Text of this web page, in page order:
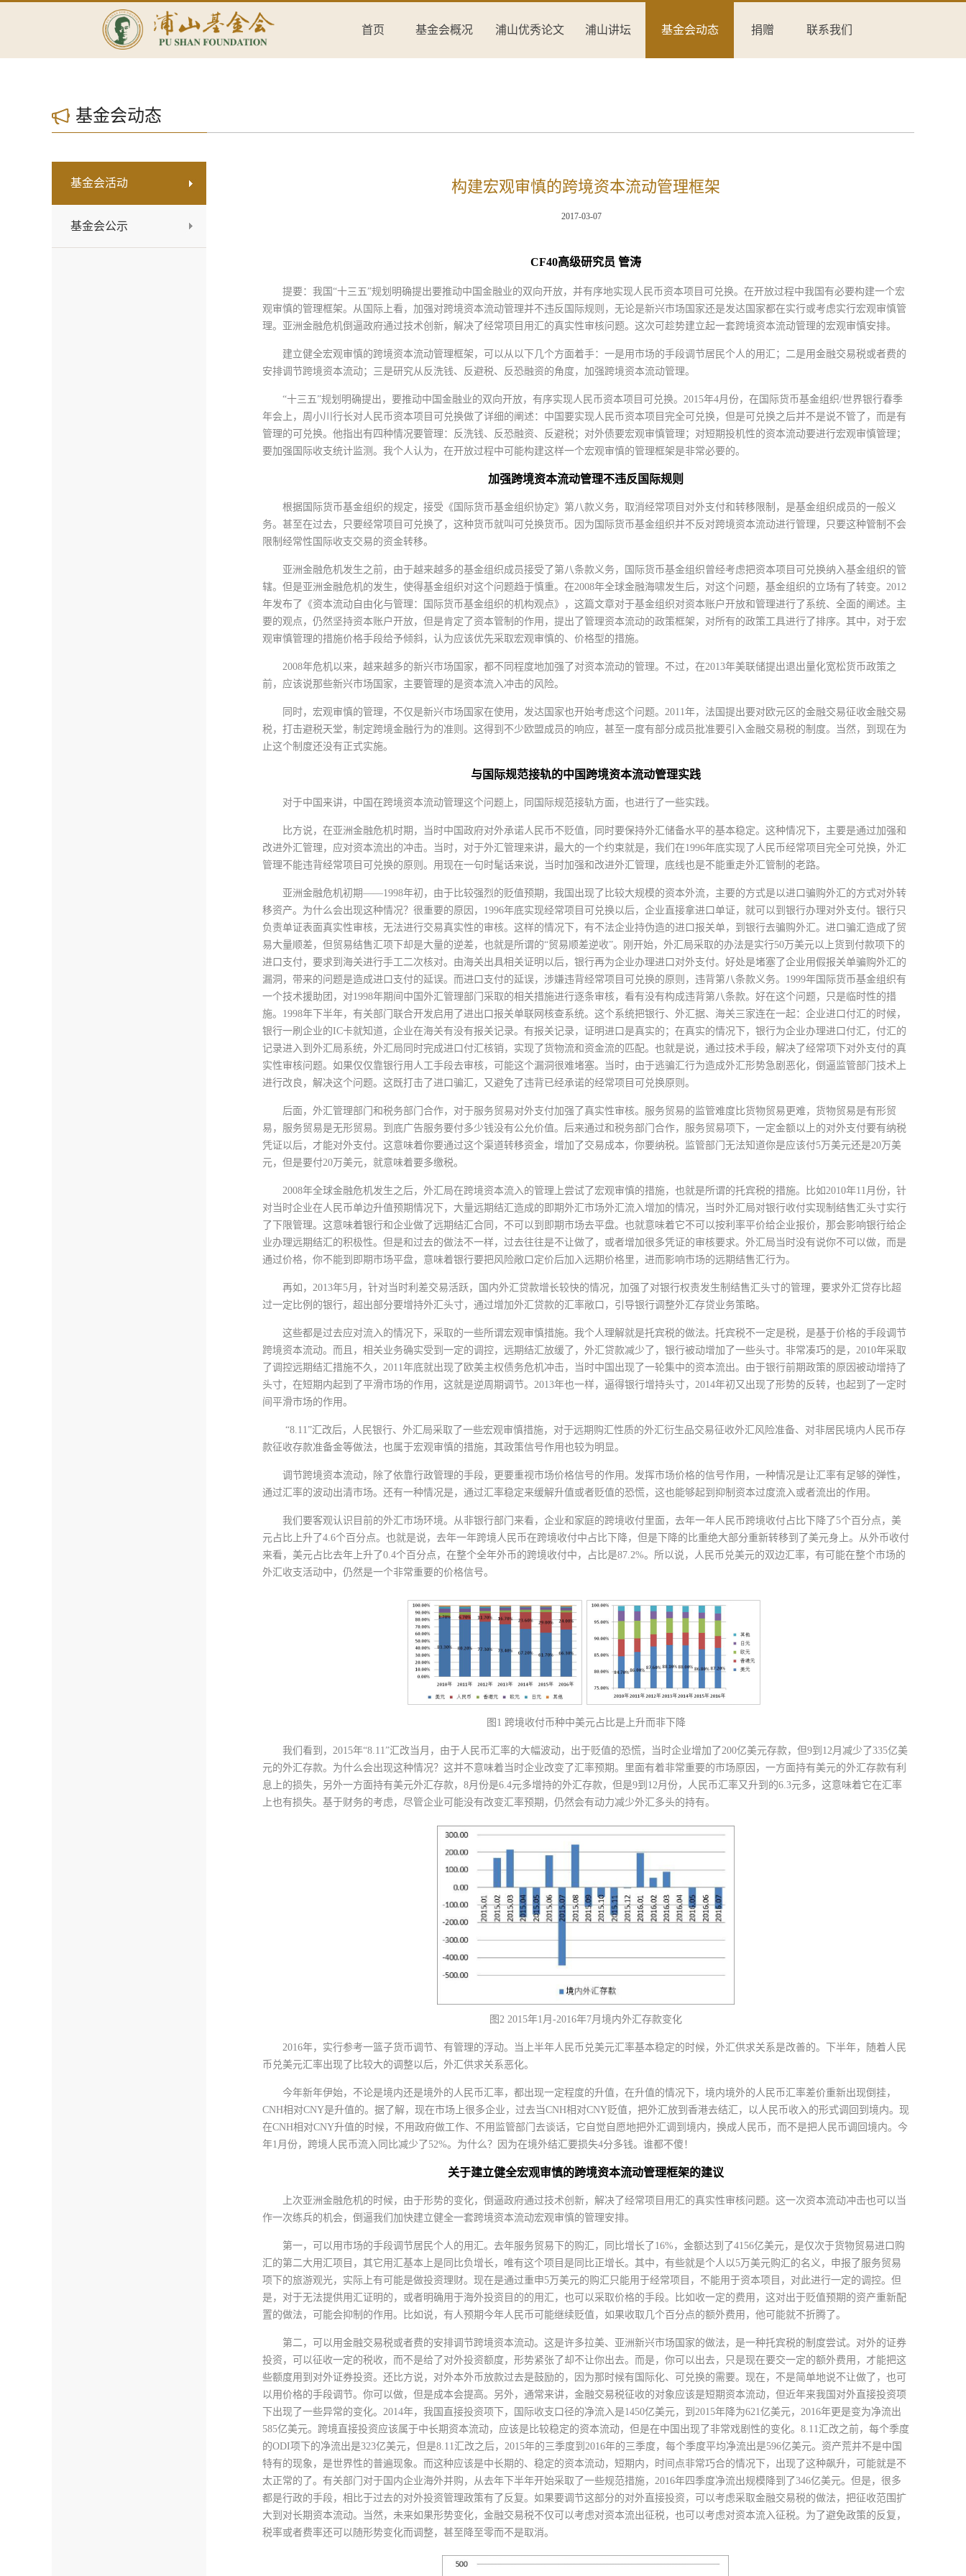
首页 基金会概况 浦山优秀论文 浦山讲坛 基金会动态 捐赠 联系我们
基金会动态
基金会活动
基金会公示
构建宏观审慎的跨境资本流动管理框架
2017-03-07
CF40高级研究员 管涛
提要：我国“十三五”规划明确提出要推动中国金融业的双向开放，并有序地实现人民币资本项目可兑换。在开放过程中我国有必要构建一个宏
观审慎的管理框架。从国际上看，加强对跨境资本流动管理并不违反国际规则，无论是新兴市场国家还是发达国家都在实行或考虑实行宏观审慎管
理。亚洲金融危机倒逼政府通过技术创新，解决了经常项目用汇的真实性审核问题。这次可趁势建立起一套跨境资本流动管理的宏观审慎安排。
建立健全宏观审慎的跨境资本流动管理框架，可以从以下几个方面着手：一是用市场的手段调节居民个人的用汇；二是用金融交易税或者费的
安排调节跨境资本流动；三是研究从反洗钱、反避税、反恐融资的角度，加强跨境资本流动管理。
“十三五”规划明确提出，要推动中国金融业的双向开放，有序实现人民币资本项目可兑换。2015年4月份，在国际货币基金组织/世界银行春季
年会上，周小川行长对人民币资本项目可兑换做了详细的阐述：中国要实现人民币资本项目完全可兑换，但是可兑换之后并不是说不管了，而是有
管理的可兑换。他指出有四种情况要管理：反洗钱、反恐融资、反避税；对外债要宏观审慎管理；对短期投机性的资本流动要进行宏观审慎管理；
要加强国际收支统计监测。我个人认为，在开放过程中可能构建这样一个宏观审慎的管理框架是非常必要的。
加强跨境资本流动管理不违反国际规则
根据国际货币基金组织的规定，接受《国际货币基金组织协定》第八款义务，取消经常项目对外支付和转移限制，是基金组织成员的一般义
务。甚至在过去，只要经常项目可兑换了，这种货币就叫可兑换货币。因为国际货币基金组织并不反对跨境资本流动进行管理，只要这种管制不会
限制经常性国际收支交易的资金转移。
亚洲金融危机发生之前，由于越来越多的基金组织成员接受了第八条款义务，国际货币基金组织曾经考虑把资本项目可兑换纳入基金组织的管
辖。但是亚洲金融危机的发生，使得基金组织对这个问题趋于慎重。在2008年全球金融海啸发生后，对这个问题，基金组织的立场有了转变。2012
年发布了《资本流动自由化与管理：国际货币基金组织的机构观点》，这篇文章对于基金组织对资本账户开放和管理进行了系统、全面的阐述。主
要的观点，仍然坚持资本账户开放，但是肯定了资本管制的作用，提出了管理资本流动的政策框架，对所有的政策工具进行了排序。其中，对于宏
观审慎管理的措施价格手段给予倾斜，认为应该优先采取宏观审慎的、价格型的措施。
2008年危机以来，越来越多的新兴市场国家，都不同程度地加强了对资本流动的管理。不过，在2013年美联储提出退出量化宽松货币政策之
前，应该说那些新兴市场国家，主要管理的是资本流入冲击的风险。
同时，宏观审慎的管理，不仅是新兴市场国家在使用，发达国家也开始考虑这个问题。2011年，法国提出要对欧元区的金融交易征收金融交易
税，打击避税天堂，制定跨境金融行为的准则。这得到不少欧盟成员的响应，甚至一度有部分成员批准要引入金融交易税的制度。当然，到现在为
止这个制度还没有正式实施。
与国际规范接轨的中国跨境资本流动管理实践
对于中国来讲，中国在跨境资本流动管理这个问题上，同国际规范接轨方面，也进行了一些实践。
比方说，在亚洲金融危机时期，当时中国政府对外承诺人民币不贬值，同时要保持外汇储备水平的基本稳定。这种情况下，主要是通过加强和
改进外汇管理，应对资本流出的冲击。当时，对于外汇管理来讲，最大的一个约束就是，我们在1996年底实现了人民币经常项目完全可兑换，外汇
管理不能违背经常项目可兑换的原则。用现在一句时髦话来说，当时加强和改进外汇管理，底线也是不能重走外汇管制的老路。
亚洲金融危机初期——1998年初，由于比较强烈的贬值预期，我国出现了比较大规模的资本外流，主要的方式是以进口骗购外汇的方式对外转
移资产。为什么会出现这种情况？很重要的原因，1996年底实现经常项目可兑换以后，企业直接拿进口单证，就可以到银行办理对外支付。银行只
负责单证表面真实性审核，无法进行交易真实性的审核。这样的情况下，有不法企业持伪造的进口报关单，到银行去骗购外汇。进口骗汇造成了贸
易大量顺差，但贸易结售汇项下却是大量的逆差，也就是所谓的“贸易顺差逆收”。刚开始，外汇局采取的办法是实行50万美元以上货到付款项下的
进口支付，要求到海关进行手工二次核对。由海关出具相关证明以后，银行再为企业办理进口对外支付。好处是堵塞了企业用假报关单骗购外汇的
漏洞，带来的问题是造成进口支付的延误。而进口支付的延误，涉嫌违背经常项目可兑换的原则，违背第八条款义务。1999年国际货币基金组织有
一个技术援助团，对1998年期间中国外汇管理部门采取的相关措施进行逐条审核，看有没有构成违背第八条款。好在这个问题，只是临时性的措
施。1998年下半年，有关部门联合开发启用了进出口报关单联网核查系统。这个系统把银行、外汇据、海关三家连在一起：企业进口付汇的时候，
银行一刷企业的IC卡就知道，企业在海关有没有报关记录。有报关记录，证明进口是真实的；在真实的情况下，银行为企业办理进口付汇，付汇的
记录进入到外汇局系统，外汇局同时完成进口付汇核销，实现了货物流和资金流的匹配。也就是说，通过技术手段，解决了经常项下对外支付的真
实性审核问题。如果仅仅靠银行用人工手段去审核，可能这个漏洞很难堵塞。当时，由于逃骗汇行为造成外汇形势急剧恶化，倒逼监管部门技术上
进行改良，解决这个问题。这既打击了进口骗汇，又避免了违背已经承诺的经常项目可兑换原则。
后面，外汇管理部门和税务部门合作，对于服务贸易对外支付加强了真实性审核。服务贸易的监管难度比货物贸易更难，货物贸易是有形贸
易，服务贸易是无形贸易。到底广告服务要付多少钱没有公允价值。后来通过和税务部门合作，服务贸易项下，一定金额以上的对外支付要有纳税
凭证以后，才能对外支付。这意味着你要通过这个渠道转移资金，增加了交易成本，你要纳税。监管部门无法知道你是应该付5万美元还是20万美
元，但是要付20万美元，就意味着要多缴税。
2008年全球金融危机发生之后，外汇局在跨境资本流入的管理上尝试了宏观审慎的措施，也就是所谓的托宾税的措施。比如2010年11月份，针
对当时企业在人民币单边升值预期情况下，大量远期结汇造成的即期外汇市场外汇流入增加的情况，当时外汇局对银行收付实现制结售汇头寸实行
了下限管理。这意味着银行和企业做了远期结汇合同，不可以到即期市场去平盘。也就意味着它不可以按利率平价给企业报价，那会影响银行给企
业办理远期结汇的积极性。但是和过去的做法不一样，过去往往是不让做了，或者增加很多凭证的审核要求。外汇局当时没有说你不可以做，而是
通过价格，你不能到即期市场平盘，意味着银行要把风险敞口定价后加入远期价格里，进而影响市场的远期结售汇行为。
再如，2013年5月，针对当时利差交易活跃，国内外汇贷款增长较快的情况，加强了对银行权责发生制结售汇头寸的管理，要求外汇贷存比超
过一定比例的银行，超出部分要增持外汇头寸，通过增加外汇贷款的汇率敞口，引导银行调整外汇存贷业务策略。
这些都是过去应对流入的情况下，采取的一些所谓宏观审慎措施。我个人理解就是托宾税的做法。托宾税不一定是税，是基于价格的手段调节
跨境资本流动。而且，相关业务确实受到一定的调控，远期结汇放缓了，外汇贷款减少了，银行被动增加了一些头寸。非常凑巧的是，2010年采取
了调控远期结汇措施不久，2011年底就出现了欧美主权债务危机冲击，当时中国出现了一轮集中的资本流出。由于银行前期政策的原因被动增持了
头寸，在短期内起到了平滑市场的作用，这就是逆周期调节。2013年也一样，逼得银行增持头寸，2014年初又出现了形势的反转，也起到了一定时
间平滑市场的作用。
“8.11”汇改后，人民银行、外汇局采取了一些宏观审慎措施，对于远期购汇性质的外汇衍生品交易征收外汇风险准备、对非居民境内人民币存
款征收存款准备金等做法，也属于宏观审慎的措施，其政策信号作用也较为明显。
调节跨境资本流动，除了依靠行政管理的手段，更要重视市场价格信号的作用。发挥市场价格的信号作用，一种情况是让汇率有足够的弹性，
通过汇率的波动出清市场。还有一种情况是，通过汇率稳定来缓解升值或者贬值的恐慌，这也能够起到抑制资本过度流入或者流出的作用。
我们要客观认识目前的外汇市场环境。从非银行部门来看，企业和家庭的跨境收付里面，去年一年人民币跨境收付占比下降了5个百分点，美
元占比上升了4.6个百分点。也就是说，去年一年跨境人民币在跨境收付中占比下降，但是下降的比重绝大部分重新转移到了美元身上。从外币收付
来看，美元占比去年上升了0.4个百分点，在整个全年外币的跨境收付中，占比是87.2%。所以说，人民币兑美元的双边汇率，有可能在整个市场的
外汇收支活动中，仍然是一个非常重要的价格信号。
图1 跨境收付币种中美元占比是上升而非下降
我们看到，2015年“8.11”汇改当月，由于人民币汇率的大幅波动，出于贬值的恐慌，当时企业增加了200亿美元存款，但9到12月减少了335亿美
元的外汇存款。为什么会出现这种情况？这并不意味着当时企业改变了汇率预期。里面有着非常重要的市场原因，一方面持有美元的外汇存款有利
息上的损失，另外一方面持有美元外汇存款，8月份是6.4元多增持的外汇存款，但是9到12月份，人民币汇率又升到的6.3元多，这意味着它在汇率
上也有损失。基于财务的考虑，尽管企业可能没有改变汇率预期，仍然会有动力减少外汇多头的持有。
图2 2015年1月-2016年7月境内外汇存款变化
2016年，实行参考一篮子货币调节、有管理的浮动。当上半年人民币兑美元汇率基本稳定的时候，外汇供求关系是改善的。下半年，随着人民
币兑美元汇率出现了比较大的调整以后，外汇供求关系恶化。
今年新年伊始，不论是境内还是境外的人民币汇率，都出现一定程度的升值，在升值的情况下，境内境外的人民币汇率差价重新出现倒挂，
CNH相对CNY是升值的。据了解，现在市场上很多企业，过去当CNH相对CNY贬值，把外汇放到香港去结汇，以人民币收入的形式调回到境内。现
在CNH相对CNY升值的时候，不用政府做工作、不用监管部门去谈话，它自觉自愿地把外汇调到境内，换成人民币，而不是把人民币调回境内。今
年1月份，跨境人民币流入同比减少了52%。为什么？因为在境外结汇要损失4分多钱。谁都不傻！
关于建立健全宏观审慎的跨境资本流动管理框架的建议
上次亚洲金融危机的时候，由于形势的变化，倒逼政府通过技术创新，解决了经常项目用汇的真实性审核问题。这一次资本流动冲击也可以当
作一次练兵的机会，倒逼我们加快建立健全一套跨境资本流动宏观审慎的管理安排。
第一，可以用市场的手段调节居民个人的用汇。去年服务贸易下的购汇，同比增长了16%，金额达到了4156亿美元，是仅次于货物贸易进口购
汇的第二大用汇项目，其它用汇基本上是同比负增长，唯有这个项目是同比正增长。其中，有些就是个人以5万美元购汇的名义，申报了服务贸易
项下的旅游观光，实际上有可能是做投资理财。现在是通过重申5万美元的购汇只能用于经常项目，不能用于资本项目，对此进行一定的调控。但
是，对于无法提供用汇证明的，或者明确用于海外投资目的的用汇，也可以采取价格的手段。比如收一定的费用，这对出于贬值预期的资产重新配
置的做法，可能会抑制的作用。比如说，有人预期今年人民币可能继续贬值，如果收取几个百分点的额外费用，他可能就不折腾了。
第二，可以用金融交易税或者费的安排调节跨境资本流动。这是许多拉美、亚洲新兴市场国家的做法，是一种托宾税的制度尝试。对外的证券
投资，可以征收一定的税收，而不是给了对外投资额度，形势紧张了却不让你出去。而是，你可以出去，只是现在要交一定的额外费用，才能把这
些额度用到对外证券投资。还比方说，对外本外币放款过去是鼓励的，因为那时候有国际化、可兑换的需要。现在，不是简单地说不让做了，也可
以用价格的手段调节。你可以做，但是成本会提高。另外，通常来讲，金融交易税征收的对象应该是短期资本流动，但近年来我国对外直接投资项
下出现了一些异常的变化。2014年，我国直接投资项下，国际收支口径的净流入是1450亿美元，到2015年降为621亿美元，2016年更是变为净流出
585亿美元。跨境直接投资应该属于中长期资本流动，应该是比较稳定的资本流动，但是在中国出现了非常戏剧性的变化。8.11汇改之前，每个季度
的ODI项下的净流出是323亿美元，但是8.11汇改之后，2015年的三季度到2016年的三季度，每个季度平均净流出是596亿美元。资产荒并不是中国
特有的现象，是世界性的普遍现象。而这种应该是中长期的、稳定的资本流动，短期内，时间点非常巧合的情况下，出现了这种飙升，可能就是不
太正常的了。有关部门对于国内企业海外并购，从去年下半年开始采取了一些规范措施，2016年四季度净流出规模降到了346亿美元。但是，很多
都是行政的手段，相比于过去的对外投资管理政策有了反复。如果要调节这部分的对外直接投资，可以考虑采取金融交易税的做法，把征收范围扩
大到对长期资本流动。当然，未来如果形势变化，金融交易税不仅可以考虑对资本流出征税，也可以考虑对资本流入征税。为了避免政策的反复，
税率或者费率还可以随形势变化而调整，甚至降至零而不是取消。